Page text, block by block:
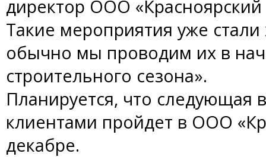
директор ООО
Такие мероприятия уже
обычно мы проводим их в
строительного сезона».
Планируется, что следующая
клиентами пройдет в ООО
декабре.